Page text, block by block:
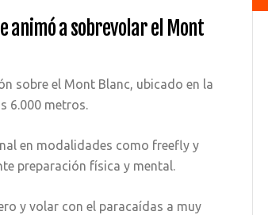
animó a sobrevolar el Mont
sobre el Mont Blanc, ubicado en la
6.000 metros.
en modalidades como freefly y
preparación física y mental.
y volar con el paracaídas a muy